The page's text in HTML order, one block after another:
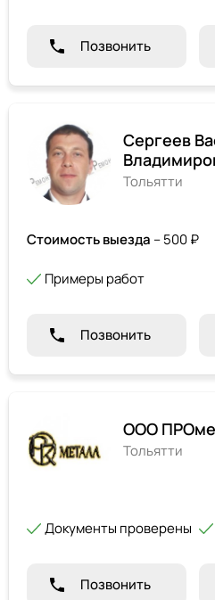
Позвонить
Сергеев
Тольятти
Стоимость выезда – 500 ₽
Примеры работ
Позвонить
ООО
Тольятти
Документы проверены
Позвонить